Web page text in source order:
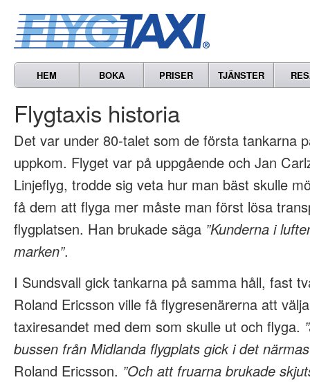
HEM BOKA PRISER TJÄNSTER
Flygtaxis historia
Det var under 80-talet som de första tankarna
uppkom. Flyget var på uppgående och Jan
Linjeflyg, trodde sig veta hur man bäst skulle
få dem att flyga mer måste man först lösa
flygplatsen. Han brukade säga ”Kunderna i
marken”.
I Sundsvall gick tankarna på samma håll, fast
Roland Ericsson ville få flygresenärerna att
taxiresandet med dem som skulle ut och flyga.
bussen från Midlanda flygplats gick i det
Roland Ericsson. ”Och att fruarna brukade